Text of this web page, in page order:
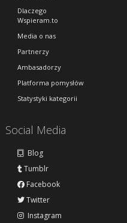
Dlaczego
Wspieram.to
Media o nas
Partnerzy
Ambasadorzy
Platforma pomysłów
Statystyki kategorii
Social Media
Blog
Tumblr
Facebook
Twitter
Instagram